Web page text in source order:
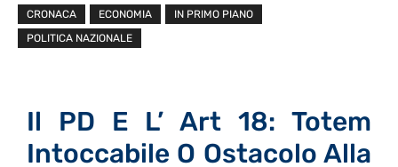
CRONACA ECONOMIA
IN PRIMO PIANO
POLITICA NAZIONALE
Il PD E L’ Art 18: Totem
Intoccabile O Ostacolo Alla